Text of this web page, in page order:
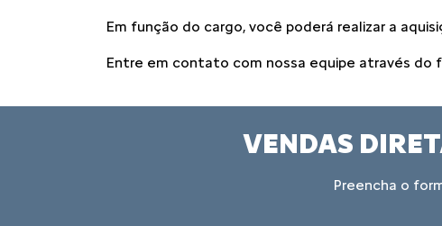
Em função do cargo, você poderá realizar a
Entre em contato com nossa equipe através do
VENDAS
Preencha o